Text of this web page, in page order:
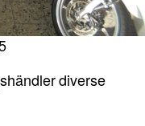
diverse